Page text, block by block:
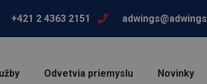
+421 2 4363 2151
Odvetvia priemyslu Novinky